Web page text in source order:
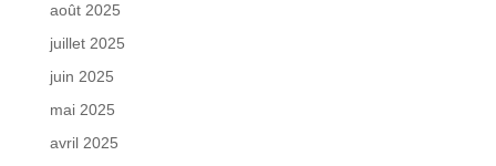
août 2025
juillet 2025
juin 2025
mai 2025
avril 2025